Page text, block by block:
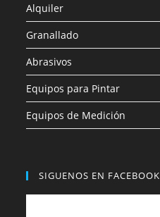
Alquiler
Granallado
Abrasivos
Equipos para Pintar
Equipos de Medición
SIGUENOS EN FACEBOOK